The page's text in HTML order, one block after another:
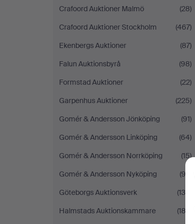
Crafoord Auktioner Malmö
(28)
Crafoord Auktioner Stockholm
(467)
Ekenbergs Auktioner
(87)
Falun Auktionsbyrå
(98)
Formstad Auktioner
(22)
Garpenhus Auktioner
(225)
Gomér & Andersson Jönköping
(91)
Gomér & Andersson Linköping
(64)
Gomér & Andersson Norrköping
(15)
Gomér & Andersson Nyköping
(93)
Göteborgs Auktionsverk
(136)
Halmstads Auktionskammare
(183)